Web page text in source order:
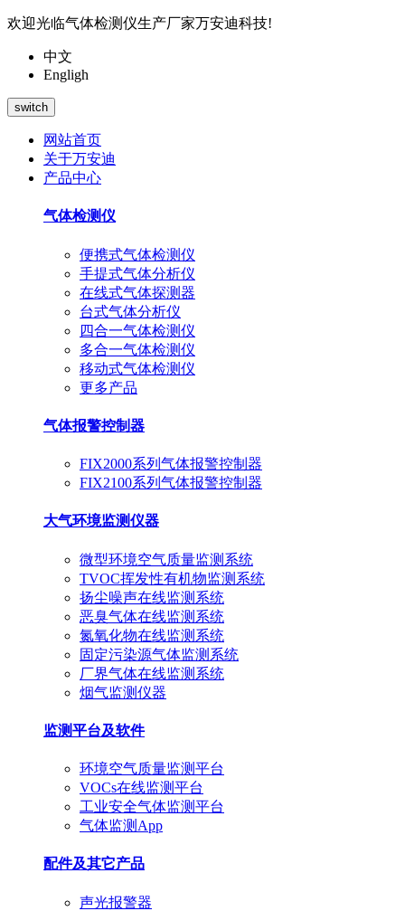
欢迎光临气体检测仪生产厂家万安迪科技!
中文
Engligh
switch
网站首页
关于万安迪
产品中心
气体检测仪
便携式气体检测仪
手提式气体分析仪
在线式气体探测器
台式气体分析仪
四合一气体检测仪
多合一气体检测仪
移动式气体检测仪
更多产品
气体报警控制器
FIX2000系列气体报警控制器
FIX2100系列气体报警控制器
大气环境监测仪器
微型环境空气质量监测系统
TVOC挥发性有机物监测系统
扬尘噪声在线监测系统
恶臭气体在线监测系统
氮氧化物在线监测系统
固定污染源气体监测系统
厂界气体在线监测系统
烟气监测仪器
监测平台及软件
环境空气质量监测平台
VOCs在线监测平台
工业安全气体监测平台
气体监测App
配件及其它产品
声光报警器